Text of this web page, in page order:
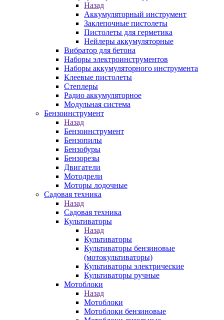
Назад
Аккумуляторный инструмент
Заклепочные пистолеты
Пистолеты для герметика
Нейлеры аккумуляторные
Вибратор для бетона
Наборы электроинструментов
Наборы аккумуляторного инструмента
Клеевые пистолеты
Степлеры
Радио аккумуляторное
Модульная система
Бензоинструмент
Назад
Бензоинструмент
Бензопилы
Бензобуры
Бензорезы
Двигатели
Мотодрели
Моторы лодочные
Садовая техника
Назад
Садовая техника
Культиваторы
Назад
Культиваторы
Культиваторы бензиновые
(мотокультиваторы)
Культиваторы электрические
Культиваторы ручные
Мотоблоки
Назад
Мотоблоки
Мотоблоки бензиновые